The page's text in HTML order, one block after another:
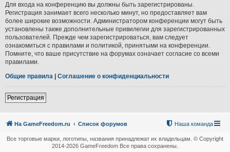
Для входа на конференцию вы должны быть зарегистрированы.
Регистрация занимает всего несколько минут, но предоставляет вам
более широкие возможности. Администратором конференции могут быть
установлены также дополнительные привилегии для зарегистрированных
пользователей. Прежде чем зарегистрироваться, вам следует
ознакомиться с правилами и политикой, принятыми на конференции.
Помните, что ваше присутствие на форумах означает согласие со всеми
правилами.
Общие правила | Соглашение о конфиденциальности
Регистрация
На GameFreedom.ru Список форумов Наша команда
Все торговые марки, логотипы, названия принадлежат их владельцам. © Copyright
2014-2026 GameFreedom Все права сохранены.